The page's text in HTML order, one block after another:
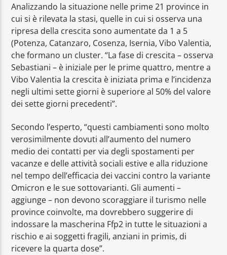
Analizzando la situazione nelle prime 21 province in
cui si è rilevata la stasi, quelle in cui si osserva una
ripresa della crescita sono aumentate da 1 a 5
(Potenza, Catanzaro, Cosenza, Isernia, Vibo Valentia,
che formano un cluster. “La fase di crescita – osserva
Sebastiani – è iniziale per le prime quattro, mentre a
Vibo Valentia la crescita è iniziata prima e l’incidenza
negli ultimi sette giorni è superiore al 50% del valore
dei sette giorni precedenti”.
Secondo l’esperto, “questi cambiamenti sono molto
verosimilmente dovuti all’aumento del numero
medio dei contatti per via degli spostamenti per
vacanze e delle attività sociali estive e alla riduzione
nel tempo dell’efficacia dei vaccini contro la variante
Omicron e le sue sottovarianti. Gli aumenti –
aggiunge – non devono scoraggiare il turismo nelle
province coinvolte, ma dovrebbero suggerire di
indossare la mascherina Ffp2 in tutte le situazioni a
rischio e ai soggetti fragili, anziani in primis, di
ricevere la quarta dose”.